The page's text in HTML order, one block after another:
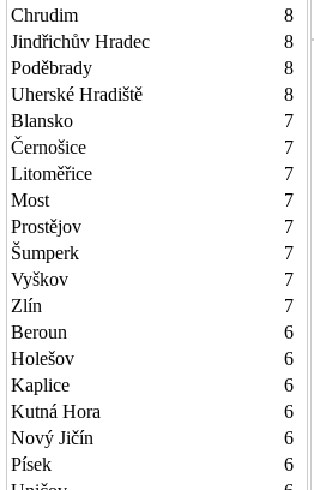
Chrudim
8
Jindřichův Hradec
8
Poděbrady
8
Uherské Hradiště
8
Blansko
7
Černošice
7
Litoměřice
7
Most
7
Prostějov
7
Šumperk
7
Vyškov
7
Zlín
7
Beroun
6
Holešov
6
Kaplice
6
Kutná Hora
6
Nový Jičín
6
Písek
6